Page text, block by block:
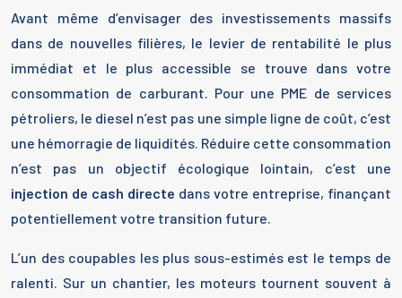
Avant même d’envisager des investissements massifs
dans de nouvelles filières, le levier de rentabilité le plus
immédiat et le plus accessible se trouve dans votre
consommation de carburant. Pour une PME de services
pétroliers, le diesel n’est pas une simple ligne de coût, c’est
une hémorragie de liquidités. Réduire cette consommation
n’est pas un objectif écologique lointain, c’est une
injection de cash directe dans votre entreprise, finançant
potentiellement votre transition future.
L’un des coupables les plus sous-estimés est le temps de
ralenti. Sur un chantier, les moteurs tournent souvent à